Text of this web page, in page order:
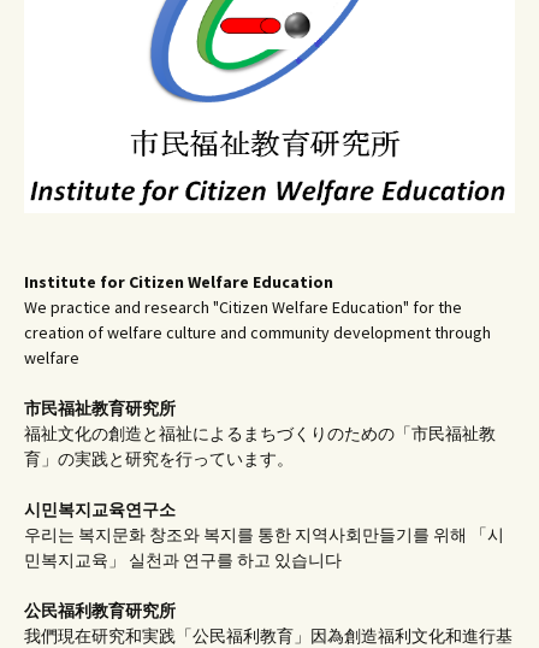
Institute for Citizen Welfare Education
We practice and research "Citizen Welfare Education" for the
creation of welfare culture and community development through
welfare
市民福祉教育研究所
福祉文化の創造と福祉によるまちづくりのための「市民福祉教
育」の実践と研究を行っています。
시민복지교육연구소
우리는 복지문화 창조와 복지를 통한 지역사회만들기를 위해 「시
민복지교육」 실천과 연구를 하고 있습니다
公民福利教育研究所
我們現在研究和実践「公民福利教育」因為創造福利文化和進行基